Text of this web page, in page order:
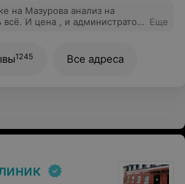
на Мазурова анализ на
всё. И цена , и администратор
этот медицинский центр
большое за вашу
Еще
1245 Все адреса